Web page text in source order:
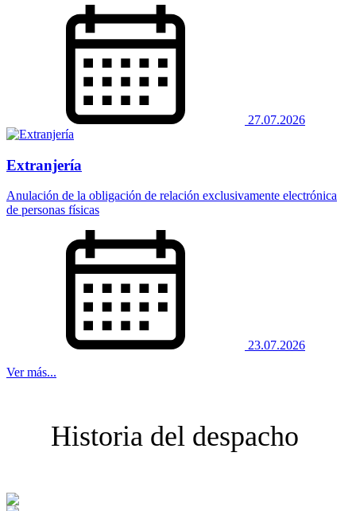
27.07.2026
Extranjería
Anulación de la obligación de relación exclusivamente electrónica
de personas físicas
23.07.2026
Ver más...
Historia del despacho